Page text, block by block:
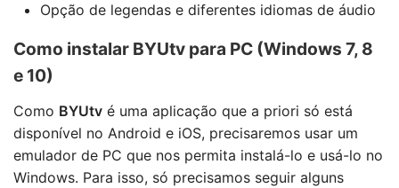
Opção de legendas e diferentes idiomas de áudio
Como instalar BYUtv para PC (Windows 7, 8
e 10)
Como BYUtv é uma aplicação que a priori só está
disponível no Android e iOS, precisaremos usar um
emulador de PC que nos permita instalá-lo e usá-lo no
Windows. Para isso, só precisamos seguir alguns